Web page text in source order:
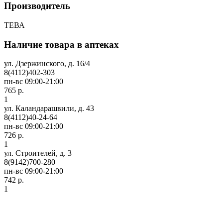
Производитель
ТЕВА
Наличие товара в аптеках
ул. Дзержинского, д. 16/4
8(4112)402-303
пн-вс 09:00-21:00
765 р.
1
ул. Каландарашвили, д. 43
8(4112)40-24-64
пн-вс 09:00-21:00
726 р.
1
ул. Строителей, д. 3
8(9142)700-280
пн-вс 09:00-21:00
742 р.
1